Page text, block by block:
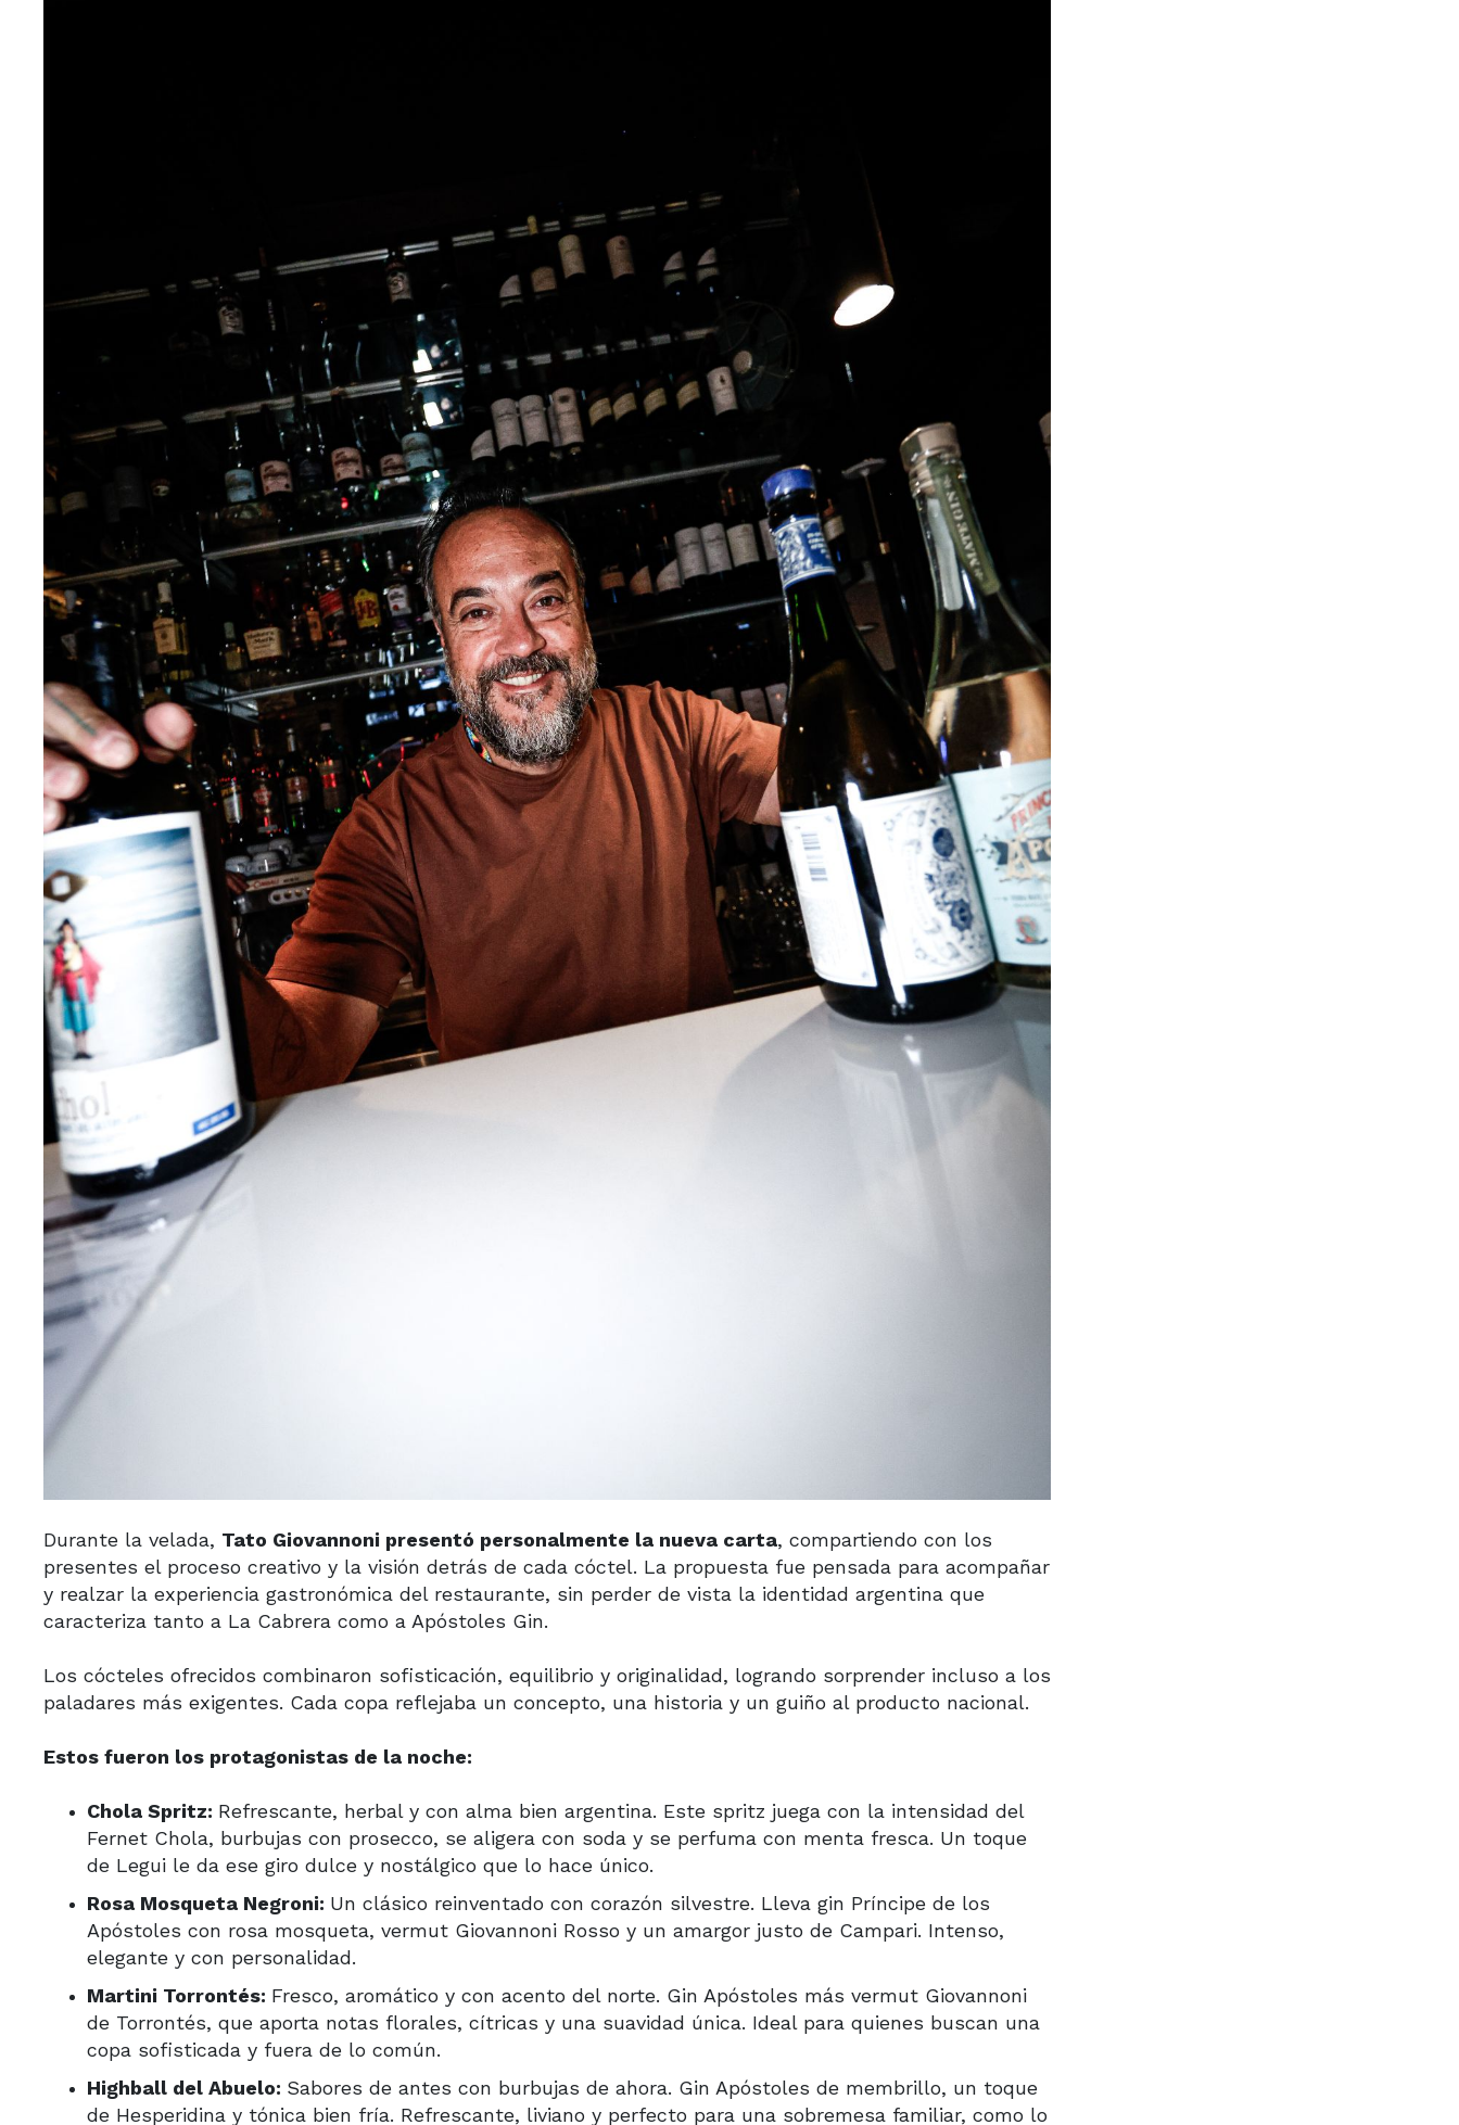
Durante la velada, Tato Giovannoni presentó personalmente la nueva carta, compartiendo con los
presentes el proceso creativo y la visión detrás de cada cóctel. La propuesta fue pensada para acompañar
y realzar la experiencia gastronómica del restaurante, sin perder de vista la identidad argentina que
caracteriza tanto a La Cabrera como a Apóstoles Gin.
Los cócteles ofrecidos combinaron sofisticación, equilibrio y originalidad, logrando sorprender incluso a los
paladares más exigentes. Cada copa reflejaba un concepto, una historia y un guiño al producto nacional.
Estos fueron los protagonistas de la noche:
Chola Spritz: Refrescante, herbal y con alma bien argentina. Este spritz juega con la intensidad del
Fernet Chola, burbujas con prosecco, se aligera con soda y se perfuma con menta fresca. Un toque
de Legui le da ese giro dulce y nostálgico que lo hace único.
Rosa Mosqueta Negroni: Un clásico reinventado con corazón silvestre. Lleva gin Príncipe de los
Apóstoles con rosa mosqueta, vermut Giovannoni Rosso y un amargor justo de Campari. Intenso,
elegante y con personalidad.
Martini Torrontés: Fresco, aromático y con acento del norte. Gin Apóstoles más vermut Giovannoni
de Torrontés, que aporta notas florales, cítricas y una suavidad única. Ideal para quienes buscan una
copa sofisticada y fuera de lo común.
Highball del Abuelo: Sabores de antes con burbujas de ahora. Gin Apóstoles de membrillo, un toque
de Hesperidina y tónica bien fría. Refrescante, liviano y perfecto para una sobremesa familiar, como lo